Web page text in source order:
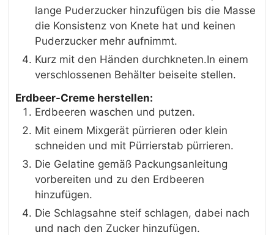
lange Puderzucker hinzufügen bis die Masse
die Konsistenz von Knete hat und keinen
Puderzucker mehr aufnimmt.
Kurz mit den Händen durchkneten.In einem
verschlossenen Behälter beiseite stellen.
Erdbeer-Creme herstellen:
Erdbeeren waschen und putzen.
Mit einem Mixgerät pürrieren oder klein
schneiden und mit Pürrierstab pürrieren.
Die Gelatine gemäß Packungsanleitung
vorbereiten und zu den Erdbeeren
hinzufügen.
Die Schlagsahne steif schlagen, dabei nach
und nach den Zucker hinzufügen.